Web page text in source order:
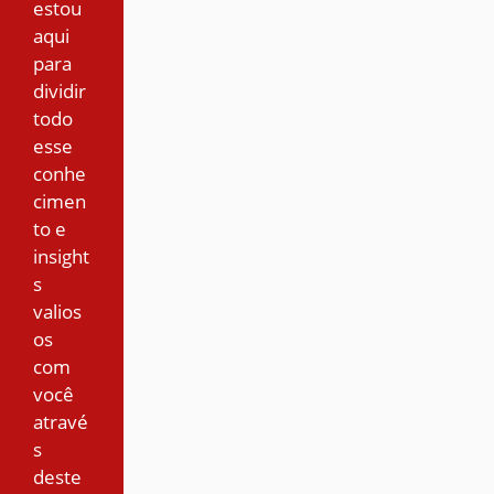
estou
aqui
para
dividir
todo
esse
conhe
cimen
to e
insight
s
valios
os
com
você
atravé
s
deste